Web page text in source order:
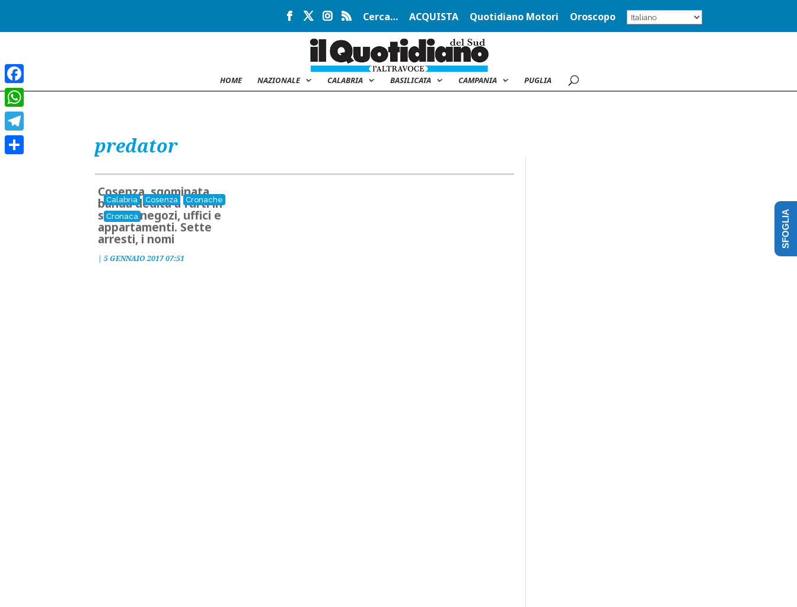
Cerca… ACQUISTA Quotidiano Motori Oroscopo
HOME NAZIONALE CALABRIA BASILICATA CAMPANIA PUGLIA
predator
Calabria Cosenza
Cronache
Cronaca
Cosenza, sgominata
banda dedita a furti in
scuole, negozi, uffici e
appartamenti. Sette
arresti, i nomi
| 5 GENNAIO 2017 07:51
Facebook
WhatsApp
Telegram
SFOGLIA